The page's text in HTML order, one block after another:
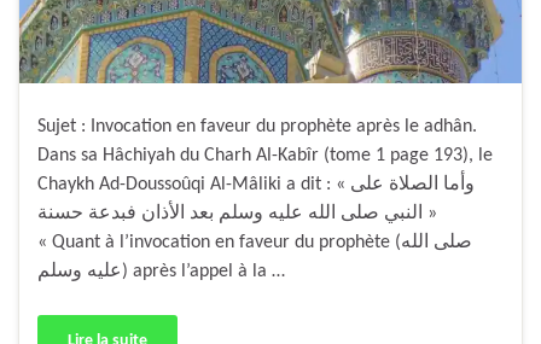
Sujet : Invocation en faveur du prophète après le adhân.
Dans sa Hâchiyah du Charh Al-Kabîr (tome 1 page 193), le
Chaykh Ad-Doussoûqi Al-Mâliki a dit : « وأما الصلاة على
النبي صلى الله عليه وسلم بعد الأذان فبدعة حسنة »
« Quant à l’invocation en faveur du prophète (صلى الله
عليه وسلم) après l’appel à la …